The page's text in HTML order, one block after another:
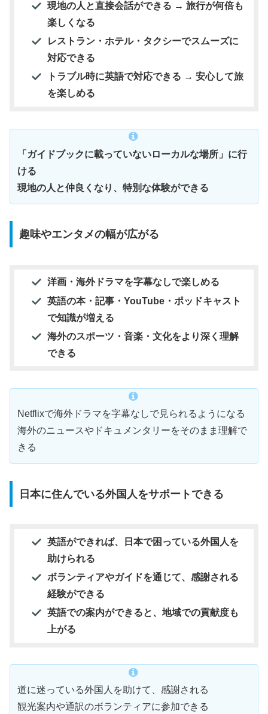
現地の人と直接会話ができる → 旅行が何倍も
楽しくなる
レストラン・ホテル・タクシーでスムーズに
対応できる
トラブル時に英語で対応できる → 安心して旅
を楽しめる
「ガイドブックに載っていないローカルな場所」に行
ける
現地の人と仲良くなり、特別な体験ができる
趣味やエンタメの幅が広がる
洋画・海外ドラマを字幕なしで楽しめる
英語の本・記事・YouTube・ポッドキャスト
で知識が増える
海外のスポーツ・音楽・文化をより深く理解
できる
Netflixで海外ドラマを字幕なしで見られるようになる
海外のニュースやドキュメンタリーをそのまま理解で
きる
日本に住んでいる外国人をサポートできる
英語ができれば、日本で困っている外国人を
助けられる
ボランティアやガイドを通じて、感謝される
経験ができる
英語での案内ができると、地域での貢献度も
上がる
道に迷っている外国人を助けて、感謝される
観光案内や通訳のボランティアに参加できる